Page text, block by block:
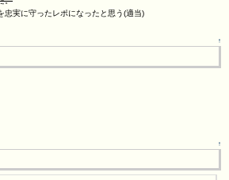
忠実に守ったレポになったと思う(適当)
↑
↑